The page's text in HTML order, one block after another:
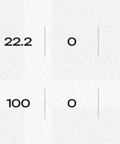
22.2 0
100 0